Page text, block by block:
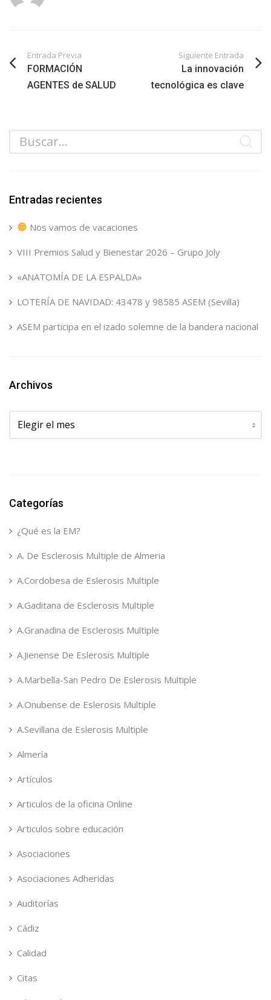
Entrada Previa
FORMACIÓN
AGENTES de SALUD
Siguiente Entrada
La innovación
tecnológica es clave
Entradas recientes
Nos vamos de vacaciones
VIII Premios Salud y Bienestar 2026 – Grupo Joly
«ANATOMÍA DE LA ESPALDA»
LOTERÍA DE NAVIDAD: 43478 y 98585 ASEM (Sevilla)
ASEM participa en el izado solemne de la bandera nacional
Archivos
Archivos
Categorías
¿Qué es la EM?
A. De Esclerosis Multiple de Almeria
A.Cordobesa de Eslerosis Multiple
A.Gaditana de Esclerosis Multiple
A.Granadina de Esclerosis Multiple
A.Jienense De Eslerosis Multiple
A.Marbella-San Pedro De Eslerosis Multiple
A.Onubense de Eslerosis Multiple
A.Sevillana de Eslerosis Multiple
Almería
Artículos
Articulos de la oficina Online
Articulos sobre educación
Asociaciones
Asociaciones Adheridas
Auditorías
Cádiz
Calidad
Citas